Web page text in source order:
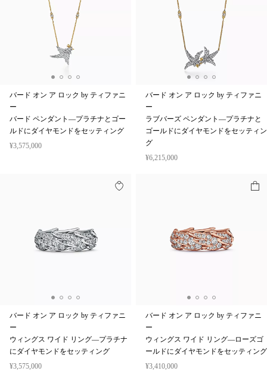
バード オン ア ロック by ティファニ
ー
バード ペンダント—プラチナとゴー
ルドにダイヤモンドをセッティング
¥3,575,000
バード オン ア ロック by ティファニ
ー
ラブバーズ ペンダント—プラチナと
ゴールドにダイヤモンドをセッティン
グ
¥6,215,000
バード オン ア ロック by ティファニ
ー
ウィングス ワイド リング—プラチナ
にダイヤモンドをセッティング
¥3,575,000
バード オン ア ロック by ティファニ
ー
ウィングス ワイド リング—ローズゴ
ールドにダイヤモンドをセッティング
¥3,410,000